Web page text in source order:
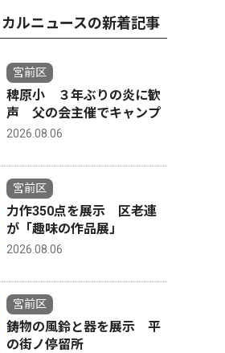
ルニュースの新着記事
宮前区
稗原小 ３年ぶりの炎に歓
声 父の会主催でキャンプ
2026.08.06
宮前区
力作350点を展示 区老連
が「趣味の作品展」
2026.08.06
宮前区
鋳物の風鈴と器を展示 平
の街ノ停留所